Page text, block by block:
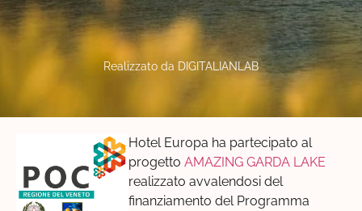
Realizzato da DIGITALIANLAB
Hotel Europa ha partecipato al
progettoAMAZING GARDA LAKE
realizzato avvalendosi del
finanziamento del Programma